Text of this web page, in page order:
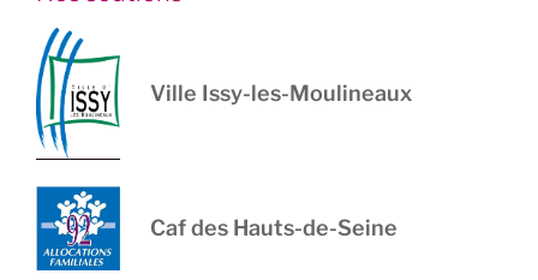
Ville Issy-les-Moulineaux
Caf des Hauts-de-Seine